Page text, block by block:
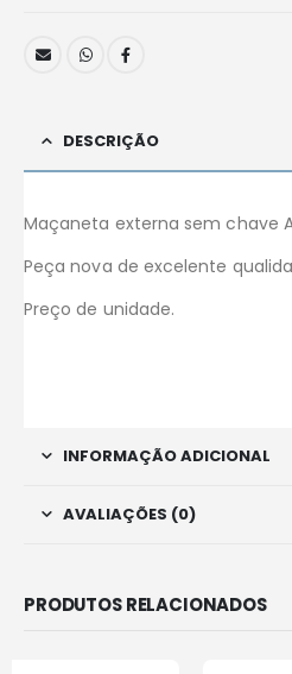
DESCRIÇÃO
Maçaneta externa sem chave
Peça nova de excelente
Preço de unidade.
INFORMAÇÃO ADICIONAL
AVALIAÇÕES (0)
PRODUTOS RELACIONADOS